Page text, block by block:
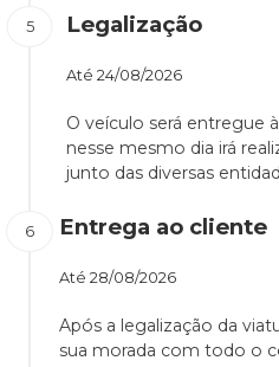
Legalização
Até 24/08/2026
O veículo será entregue
nesse mesmo dia irá
junto das diversas
Entrega ao cliente
Até 28/08/2026
Após a legalização da
sua morada com todo o